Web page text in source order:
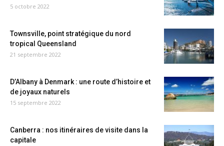
5 octobre 2022
Townsville, point stratégique du nord
tropical Queensland
21 septembre 2022
D’Albany à Denmark : une route d’histoire et
de joyaux naturels
15 septembre 2022
Canberra : nos itinéraires de visite dans la
capitale